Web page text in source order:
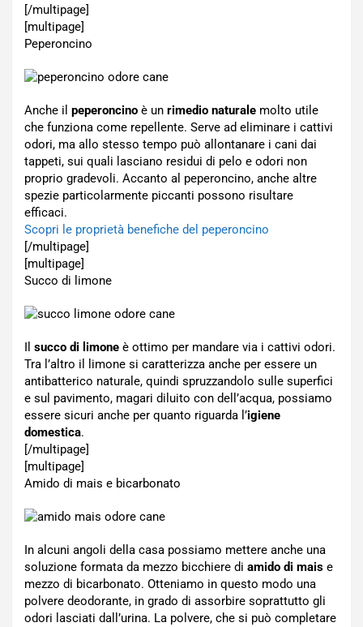
[/multipage]
[multipage]
Peperoncino
Anche il peperoncino è un rimedio naturale molto utile
che funziona come repellente. Serve ad eliminare i cattivi
odori, ma allo stesso tempo può allontanare i cani dai
tappeti, sui quali lasciano residui di pelo e odori non
proprio gradevoli. Accanto al peperoncino, anche altre
spezie particolarmente piccanti possono risultare
efficaci.
Scopri le proprietà benefiche del peperoncino
[/multipage]
[multipage]
Succo di limone
Il succo di limone è ottimo per mandare via i cattivi odori.
Tra l’altro il limone si caratterizza anche per essere un
antibatterico naturale, quindi spruzzandolo sulle superfici
e sul pavimento, magari diluito con dell’acqua, possiamo
essere sicuri anche per quanto riguarda l’igiene
domestica.
[/multipage]
[multipage]
Amido di mais e bicarbonato
In alcuni angoli della casa possiamo mettere anche una
soluzione formata da mezzo bicchiere di amido di mais e
mezzo di bicarbonato. Otteniamo in questo modo una
polvere deodorante, in grado di assorbire soprattutto gli
odori lasciati dall’urina. La polvere, che si può completare